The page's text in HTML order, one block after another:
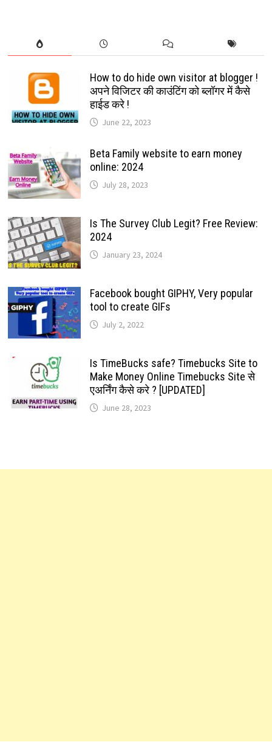
जरुरी
How to do hide own visitor at blogger !
अपने विजिटर की काउंटिंग को ब्लॉगर में कैसे
हाईड करे !
June 22, 2023
Beta Family website to earn money
online: 2024
July 28, 2023
Is The Survey Club Legit? Free Review:
2024
January 23, 2024
Facebook bought GIPHY, Very popular
tool to create GIFs
July 2, 2022
Is TimeBucks safe? Timebucks Site to
Make Money Online Timebucks Site से
एअर्निंग कैसे करे ? [UPDATED]
June 28, 2023